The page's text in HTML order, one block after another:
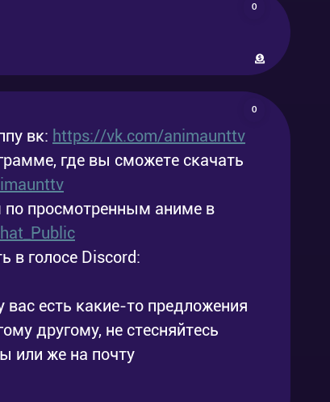
0
0
вк: https://vk.com/animaunttv
где вы сможете скачать
по просмотренным аниме в
в голосе Discord:
есть какие-то предложения
другому, не стесняйтесь
или же на почту